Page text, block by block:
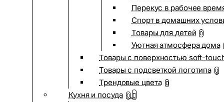
Перекус в рабочее
Спорт в домашних
Товары для детей 0
Уютная атмосфера дома
Товары с поверхностью soft-
Товары с подсветкой логотипа 0
Трендовые цвета 0
Кухня и посуда 0